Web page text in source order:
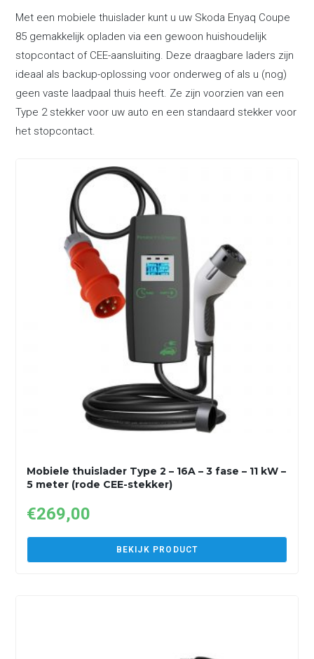
Met een mobiele thuislader kunt u uw Skoda Enyaq Coupe
85 gemakkelijk opladen via een gewoon huishoudelijk
stopcontact of CEE-aansluiting. Deze draagbare laders zijn
ideaal als backup-oplossing voor onderweg of als u (nog)
geen vaste laadpaal thuis heeft. Ze zijn voorzien van een
Type 2 stekker voor uw auto en een standaard stekker voor
het stopcontact.
Mobiele thuislader Type 2 – 16A – 3 fase – 11 kW –
5 meter (rode CEE-stekker)
€269,00
BEKIJK PRODUCT